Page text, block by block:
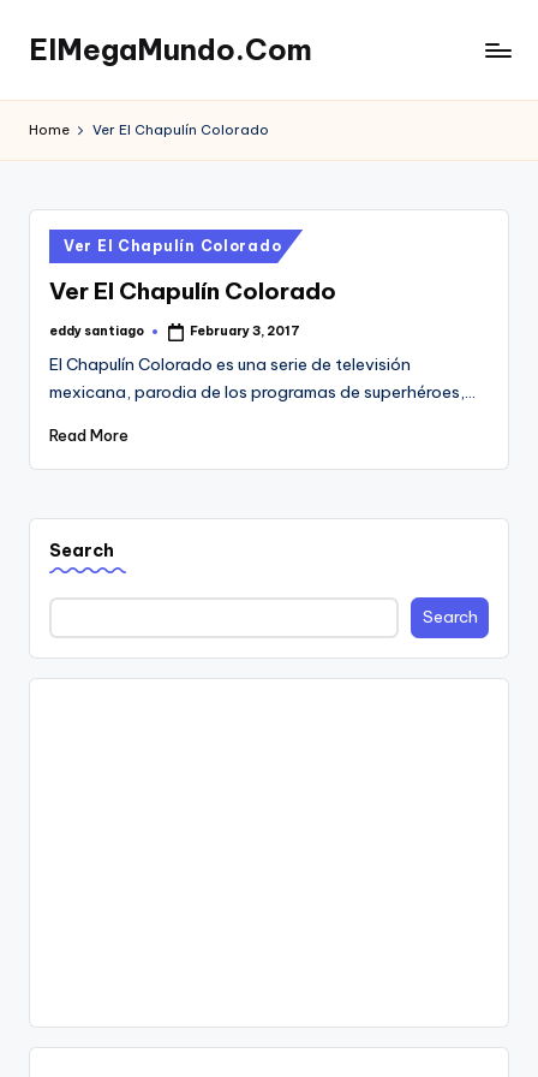
content
ElMegaMundo.Com
EN
Home Ver El Chapulín Colorado
Posted
in
Ver El Chapulín Colorado
Ver El Chapulín Colorado
Posted
eddy santiago February 3, 2017
El Chapulín Colorado es una serie de televisión
mexicana, parodia de los programas de superhéroes,…
Read More
Search
Search